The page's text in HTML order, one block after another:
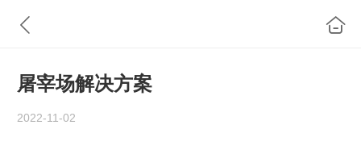
屠宰场解决方案
2022-11-02